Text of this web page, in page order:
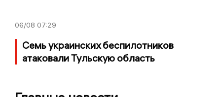
06/08 07:29
Семь украинских беспилотников
атаковали Тульскую область